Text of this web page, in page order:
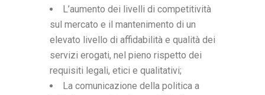
L’aumento dei livelli di competitività
sul mercato e il mantenimento di un
elevato livello di affidabilità e qualità dei
servizi erogati, nel pieno rispetto dei
requisiti legali, etici e qualitativi;
La comunicazione della politica a